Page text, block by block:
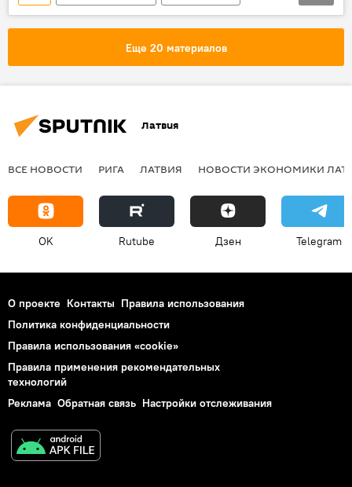
Колумнисты
Еще 20 материалов
Латвия
ВСЕ НОВОСТИ РИГА ЛАТВИЯ НОВОСТИ ЭКОНОМИКИ
OK Rutube Дзен Telegram
О проекте Контакты Правила использования
Политика конфиденциальности
Правила использования «cookie»
Правила применения рекомендательных
технологий
Реклама Обратная связь Настройки отслеживания